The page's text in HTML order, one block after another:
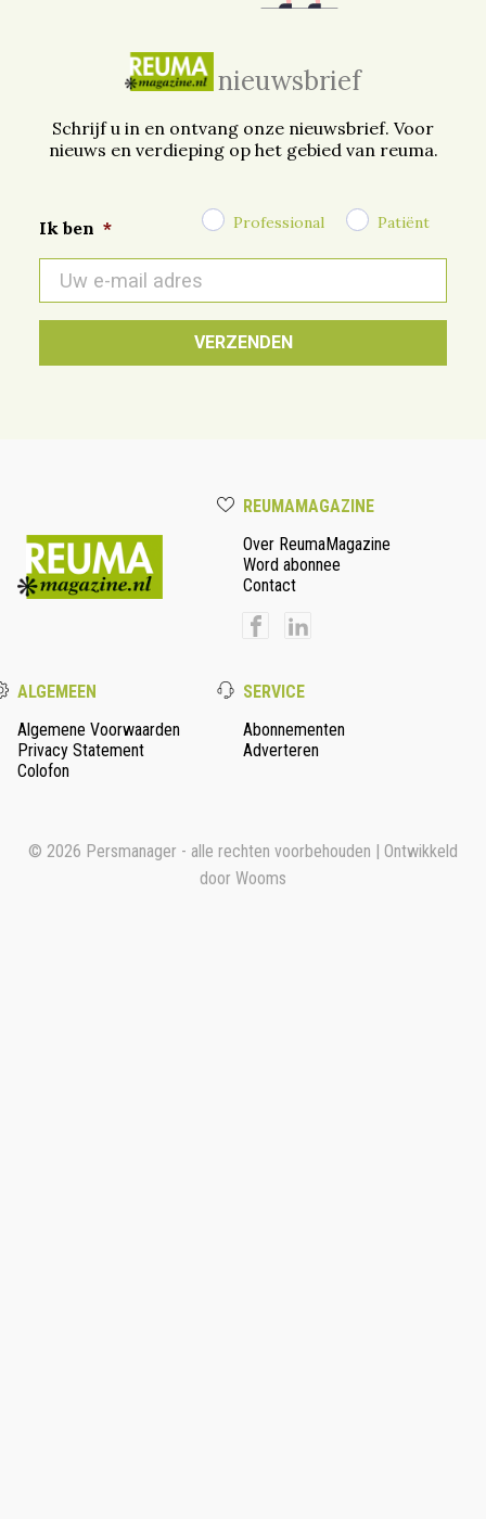
nieuwsbrief
Schrijf u in en ontvang onze nieuwsbrief. Voor
nieuws en verdieping op het gebied van reuma.
Ik ben * Professional Patiënt
mail
*
REUMAMAGAZINE
Over ReumaMagazine
Word abonnee
Contact
ALGEMEEN
Algemene Voorwaarden
Privacy Statement
Colofon
SERVICE
Abonnementen
Adverteren
© 2026 Persmanager - alle rechten voorbehouden | Ontwikkeld
door Wooms